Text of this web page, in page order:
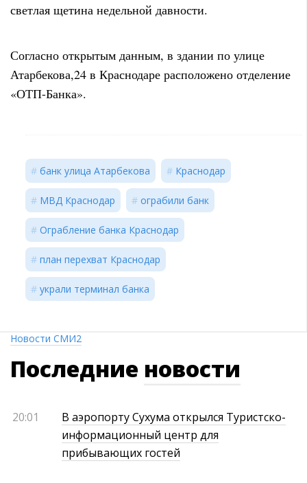
светлая щетина недельной давности.
Согласно открытым данным, в здании по улице
Атарбекова,24 в Краснодаре расположено отделение
«ОТП-Банка».
банк улица Атарбекова Краснодар
МВД Краснодар ограбили банк
Ограбление банка Краснодар
план перехват Краснодар
украли терминал банка
Новости СМИ2
Последние новости
20:01
В аэропорту Сухума открылся Туристско-
информационный центр для
прибывающих гостей